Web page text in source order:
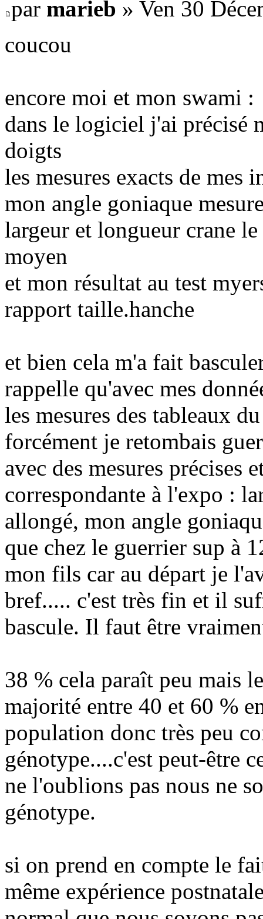
par marieb » Ven 30
coucou
encore moi et mon swami :
dans le logiciel j'ai précisé
doigts
les mesures exacts de mes
mon angle goniaque
largeur et longueur crane
moyen
et mon résultat au test
rapport taille.hanche
et bien cela m'a fait
rappelle qu'avec mes
les mesures des tableaux
forcément je retombais
avec des mesures précises
correspondante à l'expo :
allongé, mon angle
que chez le guerrier sup à
mon fils car au départ je
bref..... c'est très fin et il
bascule. Il faut être
38 % cela paraît peu mais
majorité entre 40 et 60 %
population donc très peu
génotype....c'est peut-être
ne l'oublions pas nous ne
génotype.
si on prend en compte le
même expérience